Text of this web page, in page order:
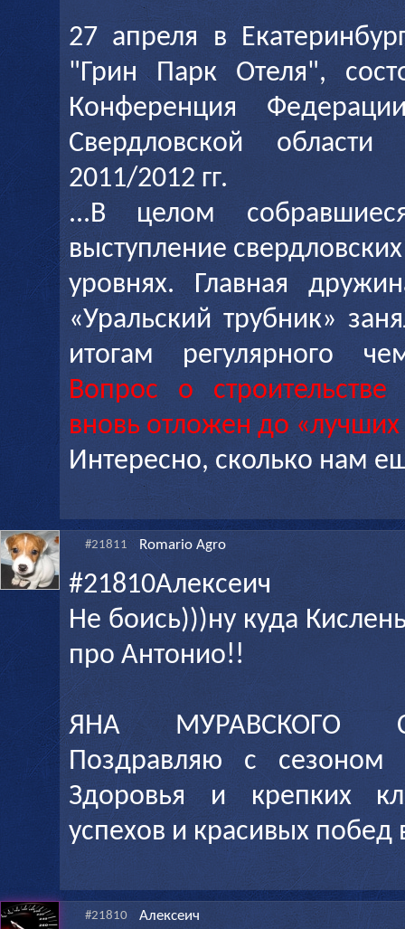
27 апреля в
"Грин Парк Отеля",
Конференция
Свердловской
2011/2012 гг.
...В целом
выступление
уровнях. Главная
«Уральский трубник»
итогам регулярного
Вопрос о строительстве
вновь отложен до
Интересно, сколько нам
#21811 Romario Agro
#21810Алексеич
Не боись)))ну куда
про Антонио!!
ЯНА МУРАВСКОГО
Поздравляю с сезоном
Здоровья и крепких
успехов и красивых
#21810 Алексеич